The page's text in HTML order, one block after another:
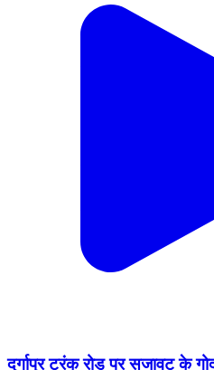
दुर्गापुर ट्रंक रोड पर सजावट के